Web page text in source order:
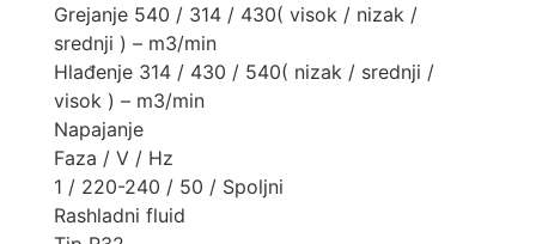
Grejanje 540 / 314 / 430( visok / nizak /
srednji ) – m3/min
Hlađenje 314 / 430 / 540( nizak / srednji /
visok ) – m3/min
Napajanje
Faza / V / Hz
1 / 220-240 / 50 / Spoljni
Rashladni fluid